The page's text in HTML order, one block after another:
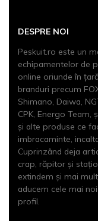
DESPRE NOI
Peskuit.ro este un
echipamentelor de
online oriunde în
branduri precum
Shimano, Daiwa,
CPK, Energo Team,
și alte produse ce
imbracaminte,
Cuprinzând deja
crap, răpitor și
extindem şi mai
aducem cele mai
profil.